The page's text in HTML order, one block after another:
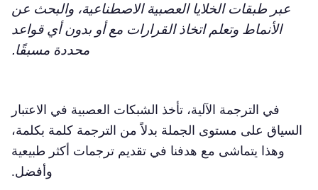
عبر طبقات الخلايا العصبية الاصطناعية، والبحث عن
الأنماط وتعلم اتخاذ القرارات مع أو بدون أي قواعد
محددة مسبقًا.
في الترجمة الآلية، تأخذ الشبكات العصبية في الاعتبار
السياق على مستوى الجملة بدلاً من الترجمة كلمة بكلمة،
وهذا يتماشى مع هدفنا في تقديم ترجمات أكثر طبيعية
وأفضل.